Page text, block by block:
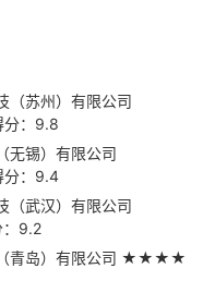
（苏州）有限公司
：9.8
无锡）有限公司
：9.4
（武汉）有限公司
9.2
（青岛）有限公司 ★★★★